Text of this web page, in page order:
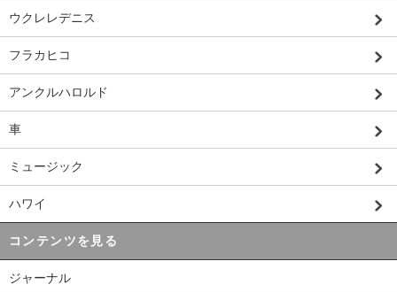
ウクレレデニス
フラカヒコ
アンクルハロルド
車
ミュージック
ハワイ
コンテンツを見る
ジャーナル